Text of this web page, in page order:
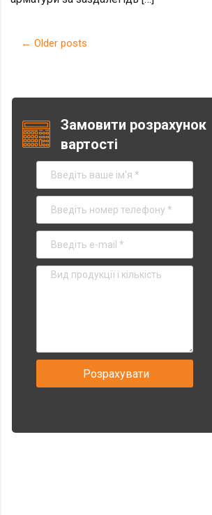
Post navigation
← Older posts
Замовити розрахунок
вартості